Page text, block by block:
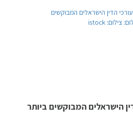
הישראלים המבוקשים ביותר